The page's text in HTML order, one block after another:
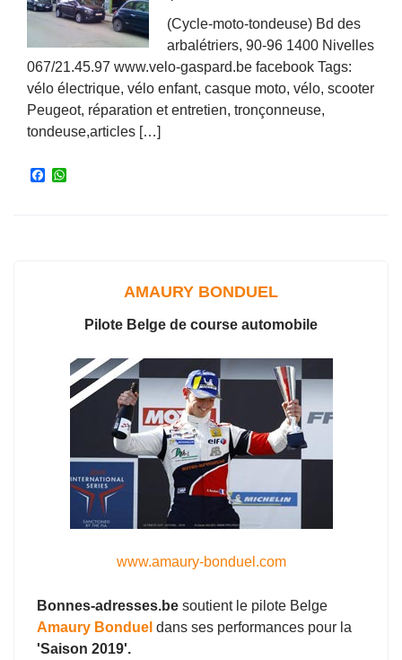
(Cycle-moto-tondeuse) Bd des
arbalétriers, 90-96 1400 Nivelles
067/21.45.97 www.velo-gaspard.be facebook Tags:
vélo électrique, vélo enfant, casque moto, vélo, scooter
Peugeot, réparation et entretien, tronçonneuse,
tondeuse,articles […]
F
AMAURY BONDUEL
Pilote Belge de course automobile
www.amaury-bonduel.com
Bonnes-adresses.be soutient le pilote Belge
Amaury Bonduel dans ses performances pour la
'Saison 2019'.